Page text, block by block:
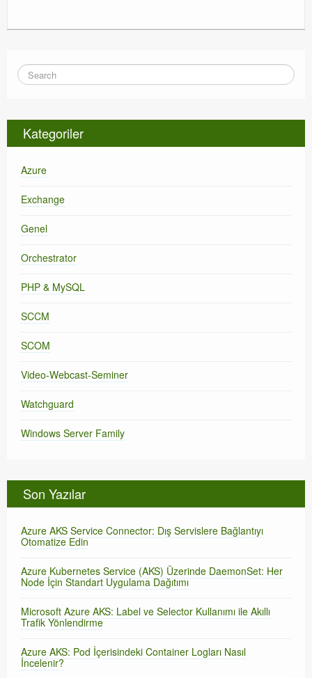
Kategoriler
Azure
Exchange
Genel
Orchestrator
PHP & MySQL
SCCM
SCOM
Video-Webcast-Seminer
Watchguard
Windows Server Family
Son Yazılar
Azure AKS Service Connector: Dış Servislere Bağlantıyı
Otomatize Edin
Azure Kubernetes Service (AKS) Üzerinde DaemonSet: Her
Node İçin Standart Uygulama Dağıtımı
Microsoft Azure AKS: Label ve Selector Kullanımı ile Akıllı
Trafik Yönlendirme
Azure AKS: Pod İçerisindeki Container Logları Nasıl
İncelenir?